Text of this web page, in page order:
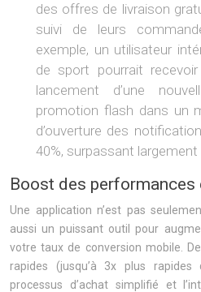
des offres de livraison
suivi de leurs
exemple, un utilisateur
de sport pourrait
lancement d’une
promotion flash dans un
d’ouverture des
40%, surpassant largement
Boost des
Une application n’est pas
aussi un puissant outil pour
votre taux de conversion mobile.
rapides (jusqu’à 3x plus
processus d’achat simplifié et